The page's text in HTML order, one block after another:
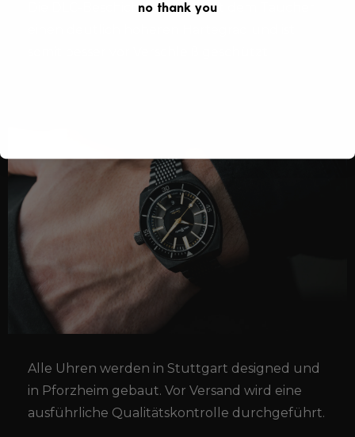
Die DLC-Beschichtung verleiht dem Taucher
Alle Uhren werden in Stuttgart designed und
in Pforzheim gebaut. Vor Versand wird eine
ausführliche Qualitätskontrolle durchgeführt.
no thank you